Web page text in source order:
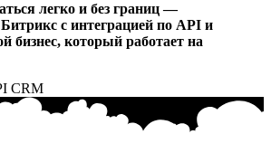
легко и без границ —
с интеграцией по API и
бизнес, который работает на